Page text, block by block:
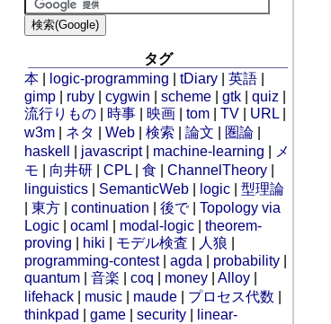
タグ
本
logic-programming |tDiary |英語
gimp
ruby |cygwin |scheme |gtk |quiz
流行りもの
時事 映画 |tom |TV URL
w3m
ネタ |Web |検索 |論文 圏論
haskell
javascript| machine-learning
メ
モ
向井研 |CPL |食 |ChannelTheory
linguistics
SemanticWeb logic |型理論
|東方 |continuation |後で|Topology via
Logic |ocaml modal-logic |theorem-
proving
hiki モデル検査 人狼
programming-contest|agda probability
quantum |音楽 |coq money |Alloy
lifehack
music maude プロセス代数
thinkpad
|game |security
linear-